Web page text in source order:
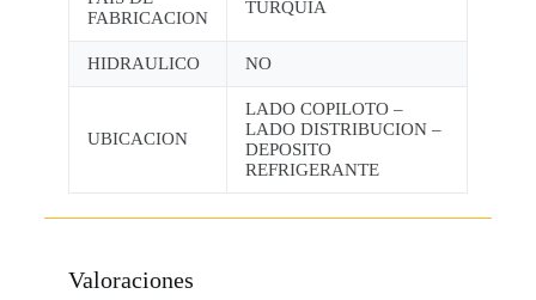
FABRICACION
TURQUIA
HIDRAULICO NO
UBICACION
LADO COPILOTO –
LADO DISTRIBUCION –
DEPOSITO
REFRIGERANTE
Valoraciones